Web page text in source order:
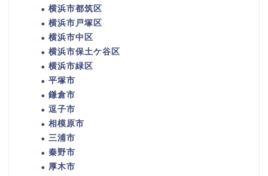
横浜市都筑区
横浜市戸塚区
横浜市中区
横浜市保土ケ谷区
横浜市緑区
平塚市
鎌倉市
逗子市
相模原市
三浦市
秦野市
厚木市